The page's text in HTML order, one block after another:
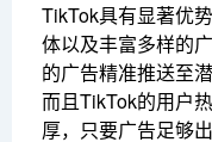
TikTok具有显著优
体以及丰富多样的
的广告精准推送至
而且TikTok的用户
厚，只要广告足够